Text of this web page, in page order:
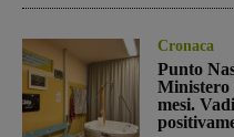
Cronaca
Punto
Ministero
mesi.